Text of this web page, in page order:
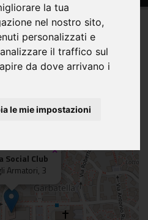
la tua
nel nostro sito,
personalizzati e
il traffico sul
da dove arrivano i
le mie impostazioni
Social Club
Armatori, 3
×